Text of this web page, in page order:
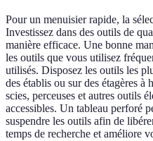
Pour un menuisier rapide, la
Investissez dans des outils de
manière efficace. Une bonne
les outils que vous utilisez
utilisés. Disposez les outils les
des établis ou sur des étagères à
scies, perceuses et autres outils
accessibles. Un tableau perforé
suspendre les outils afin de
temps de recherche et améliore